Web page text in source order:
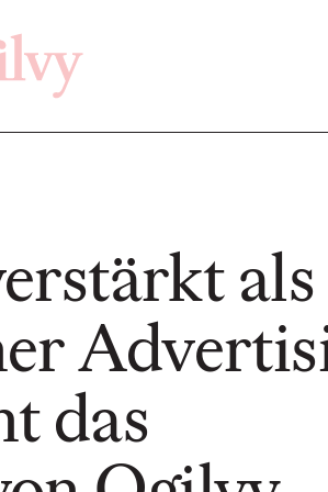
als
das
zur
NEWS